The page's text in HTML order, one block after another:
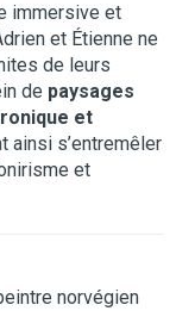
immersive et
et Étienne ne
de leurs
de paysages
et
ainsi s’entremêler
et
norvégien